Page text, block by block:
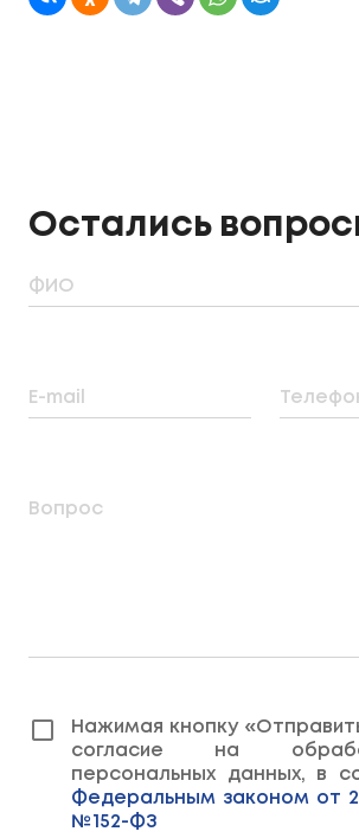
Остались
ФИО
E-mail
Вопрос
Нажимая кнопку
согласие на
персональных данных, в
Федеральным законом от
№152-ФЗ